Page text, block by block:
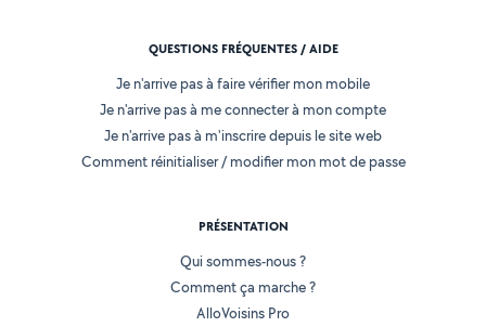
QUESTIONS FRÉQUENTES / AIDE
Je n'arrive pas à faire vérifier mon mobile
Je n'arrive pas à me connecter à mon compte
Je n'arrive pas à m'inscrire depuis le site web
Comment réinitialiser / modifier mon mot de passe
PRÉSENTATION
Qui sommes-nous ?
Comment ça marche ?
AlloVoisins Pro